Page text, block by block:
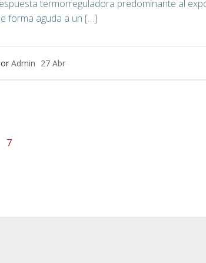
termorreguladora predominante al
forma aguda a un […]
Admin 27 Abr
Página
7